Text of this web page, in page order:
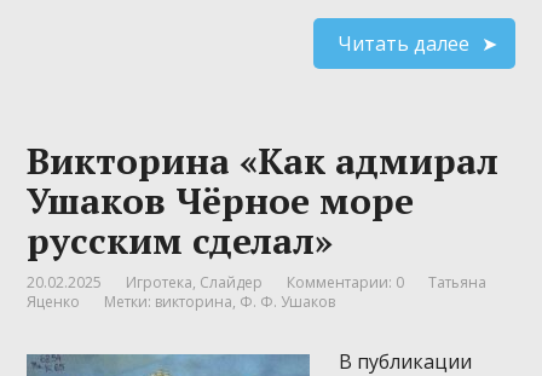
Читать далее
Викторина «Как адмирал
Ушаков Чёрное море
русским сделал»
20.02.2025 Игротека, Слайдер Комментарии: 0
Татьяна
Яценко
Метки: викторина, Ф. Ф. Ушаков
В публикации